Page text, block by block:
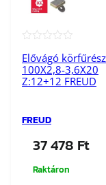
Elővágó
100X2,8-3,6X20
Z:12+12 FREUD
FREUD
37 478 Ft
Raktáron